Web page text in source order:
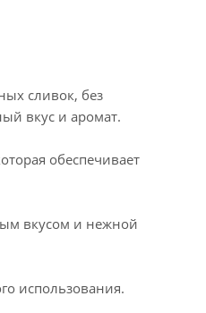
сливок, без
вкус и аромат.
обеспечивает
вкусом и нежной
использования.